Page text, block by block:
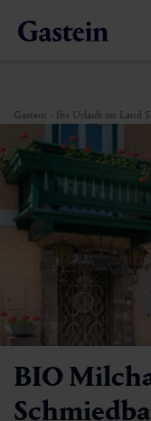
Gastein - Ihr Urlaub im Land
BIO